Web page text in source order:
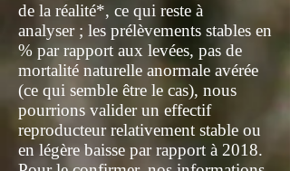
de la réalité*, ce qui reste à
analyser ; les prélèvements stables en
% par rapport aux levées, pas de
mortalité naturelle anormale avérée
(ce qui semble être le cas), nous
pourrions valider un effectif
reproducteur relativement stable ou
en légère baisse par rapport à 2018.